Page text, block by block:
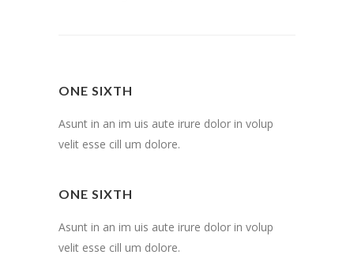
ONE SIXTH
Asunt in an im uis aute irure dolor in volup
velit esse cill um dolore.
ONE SIXTH
Asunt in an im uis aute irure dolor in volup
velit esse cill um dolore.